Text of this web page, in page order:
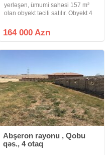
yerləşən, ümumi sahəsi 157 m²
olan obyekt təcili satılır. Obyekt 4
qovşağından ibarətdir. Bütün
avadanlıqlarla birlikdə satılır və
164 000 Azn
Abşeron rayonu , Qobu
qəs., 4 otaq